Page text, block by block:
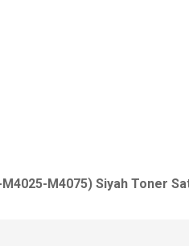
M4075) Siyah Toner